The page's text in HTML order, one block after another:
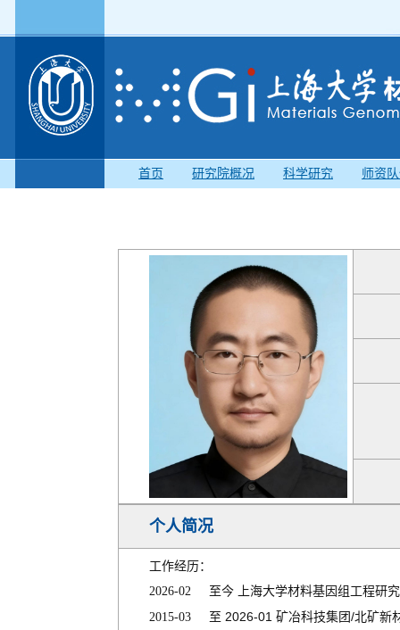
首页 研究院概况 科学研究 师资
个人简况
工作经历：
2026-02 至今 上海大学材料基因组工程研
2015-03 至2026-01矿冶科技集团/北矿新